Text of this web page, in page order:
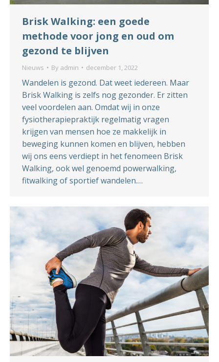
Brisk Walking: een goede
methode voor jong en oud om
gezond te blijven
Nieuws By admin december 1, 2022
Wandelen is gezond. Dat weet iedereen. Maar
Brisk Walking is zelfs nog gezonder. Er zitten
veel voordelen aan. Omdat wij in onze
fysiotherapiepraktijk regelmatig vragen
krijgen van mensen hoe ze makkelijk in
beweging kunnen komen en blijven, hebben
wij ons eens verdiept in het fenomeen Brisk
Walking, ook wel genoemd powerwalking,
fitwalking of sportief wandelen.…